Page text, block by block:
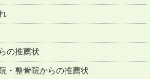
の推薦状
・整骨院からの推薦状